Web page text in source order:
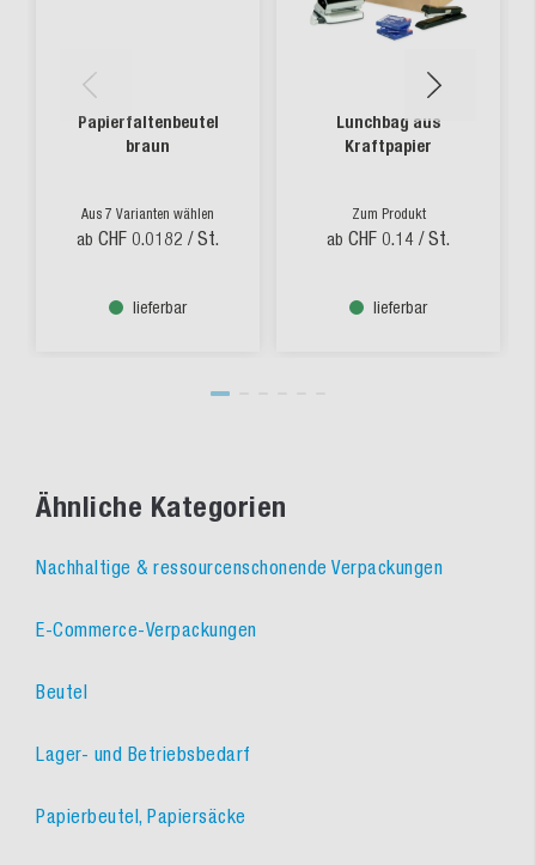
Papierfaltenbeutel
braun
Aus 7 Varianten wählen
ab CHF 0.0182 / St.
lieferbar
Lunchbag aus
Kraftpapier
Zum Produkt
ab CHF 0.14 / St.
lieferbar
Ähnliche Kategorien
Nachhaltige & ressourcenschonende Verpackungen
E-Commerce-Verpackungen
Beutel
Lager- und Betriebsbedarf
Papierbeutel, Papiersäcke